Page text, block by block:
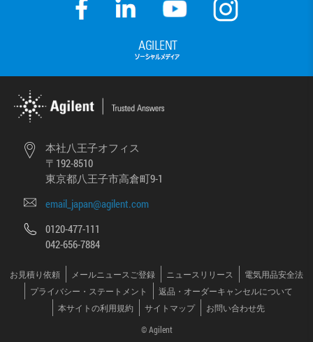
本社八王子オフィス
〒192-8510
東京都八王子市高倉町9-1
email_japan@agilent.com
0120-477-111
042-656-7884
お見積り依頼 メールニュースご登録 ニュースリリース
電気用品安全法
プライバシー・ステートメント
返品・オーダーキャンセルについて
本サイトの利用規約
サイトマップ
お問い合わせ先
© Agilent